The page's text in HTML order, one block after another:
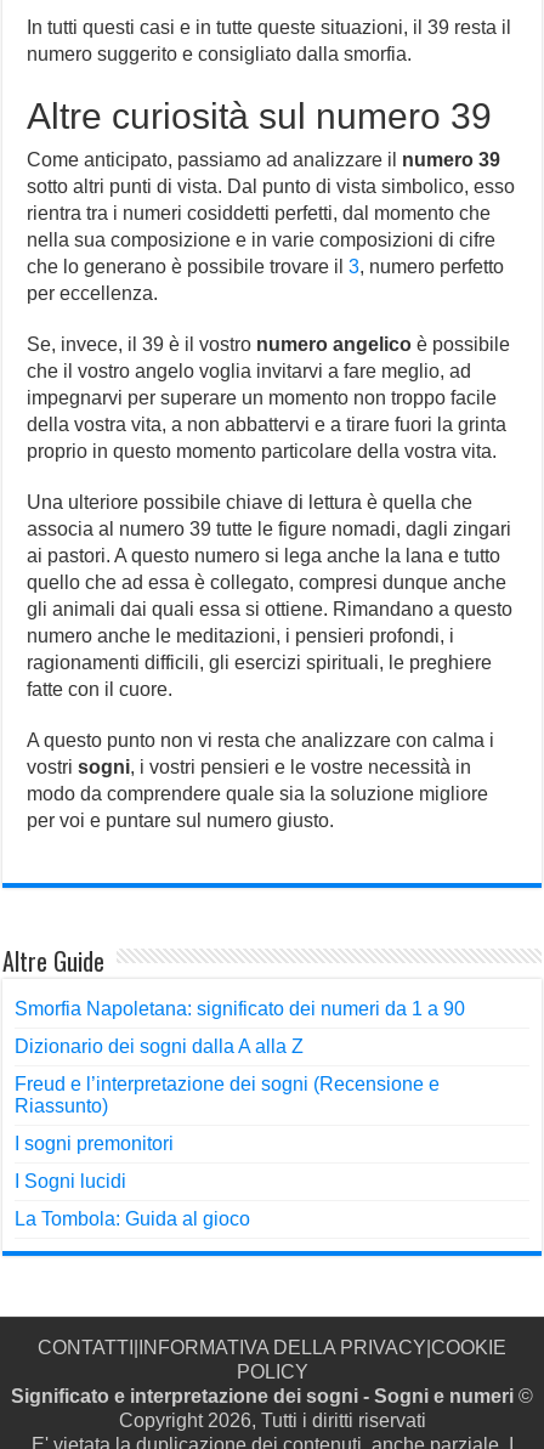
In tutti questi casi e in tutte queste situazioni, il 39 resta il
numero suggerito e consigliato dalla smorfia.
Altre curiosità sul numero 39
Come anticipato, passiamo ad analizzare il numero 39
sotto altri punti di vista. Dal punto di vista simbolico, esso
rientra tra i numeri cosiddetti perfetti, dal momento che
nella sua composizione e in varie composizioni di cifre
che lo generano è possibile trovare il3, numero perfetto
per eccellenza.
Se, invece, il 39 è il vostro numero angelico è possibile
che il vostro angelo voglia invitarvi a fare meglio, ad
impegnarvi per superare un momento non troppo facile
della vostra vita, a non abbattervi e a tirare fuori la grinta
proprio in questo momento particolare della vostra vita.
Una ulteriore possibile chiave di lettura è quella che
associa al numero 39 tutte le figure nomadi, dagli zingari
ai pastori. A questo numero si lega anche la lana e tutto
quello che ad essa è collegato, compresi dunque anche
gli animali dai quali essa si ottiene. Rimandano a questo
numero anche le meditazioni, i pensieri profondi, i
ragionamenti difficili, gli esercizi spirituali, le preghiere
fatte con il cuore.
A questo punto non vi resta che analizzare con calma i
vostrisogni, i vostri pensieri e le vostre necessità in
modo da comprendere quale sia la soluzione migliore
per voi e puntare sul numero giusto.
Altre Guide
Smorfia Napoletana: significato dei numeri da 1 a 90
Dizionario dei sogni dalla A alla Z
Freud e l’interpretazione dei sogni (Recensione e
Riassunto)
I sogni premonitori
I Sogni lucidi
La Tombola: Guida al gioco
CONTATTI INFORMATIVA DELLA PRIVACY COOKIE
POLICY
Significato e interpretazione dei sogni - Sogni e numeri ©
Copyright 2026, Tutti i diritti riservati
E' vietata la duplicazione dei contenuti, anche parziale. I